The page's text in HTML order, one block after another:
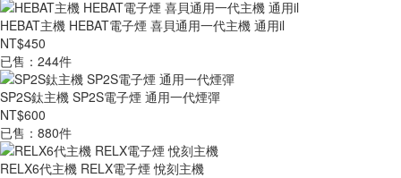
HEBAT主機 HEBAT電子煙 喜貝通用一代主機 通用il
NT$450
已售：244件
SP2S鈦主機 SP2S電子煙 通用一代煙彈
NT$600
已售：880件
RELX6代主機 RELX電子煙 悅刻主機